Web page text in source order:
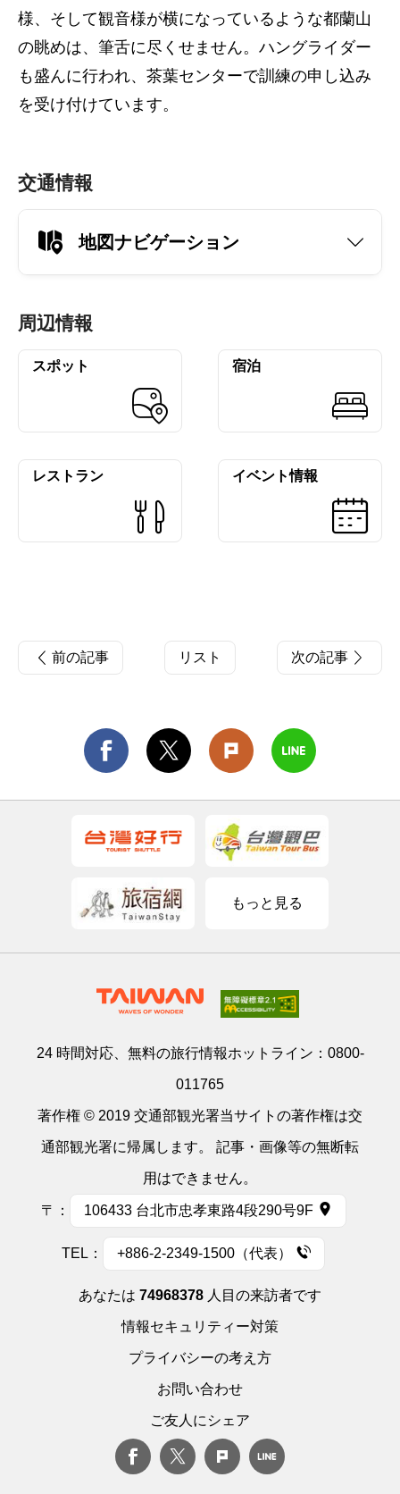
様、そして観音様が横になっているような都蘭山
の眺めは、筆舌に尽くせません。ハングライダー
も盛んに行われ、茶葉センターで訓練の申し込み
を受け付けています。
交通情報
地図ナビゲーション
周辺情報
スポット 宿泊
レストラン イベント情報
前の記事 リスト 次の記事
もっと見る
24 時間対応、無料の旅行情報ホットライン： 0800-
011765
著作権 © 2019 交通部観光署当サイトの著作権は交
通部観光署に帰属します。 記事・画像等の無断転
用はできません。
〒： 106433 台北市忠孝東路4段290号9F
TEL： +886-2-2349-1500（代表）
あなたは 74968378 人目の来訪者です
情報セキュリティー対策
プライバシーの考え方
お問い合わせ
ご友人にシェア